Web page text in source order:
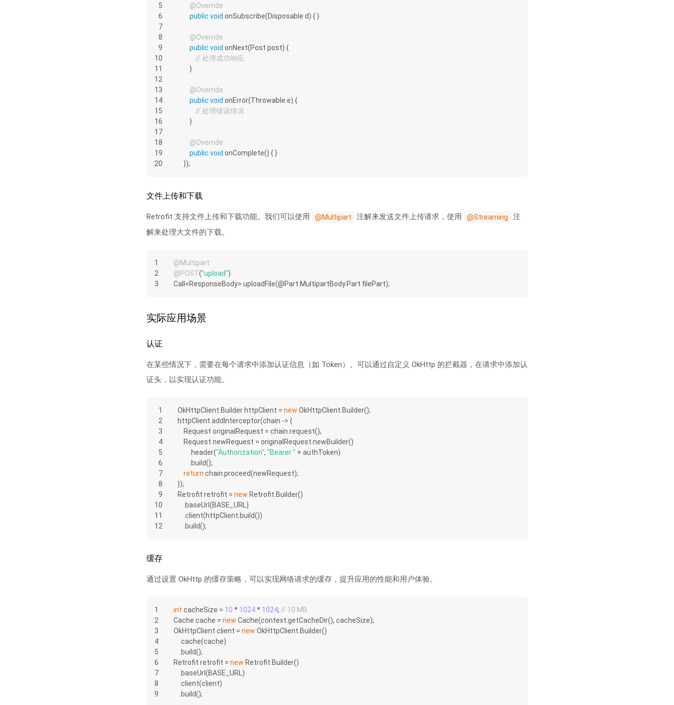
5
6
7
8
9
10
11
12
13
14
15
16
17
18
19
20
@Override
public void onSubscribe(Disposable d) { }
@Override
public void onNext(Post post) {
// 处理成功响应
        }
@Override
public void onError(Throwable e) {
// 处理错误情况
        }
@Override
public void onComplete() { }
    });
文件上传和下载
Retrofit 支持文件上传和下载功能。我们可以使用 @Multipart 注解来发送文件上传请求，使用 @Streaming
注
解来处理大文件的下载。
1
2
3
@Multipart
@POST("upload")
Call<ResponseBody> uploadFile(@Part MultipartBody.Part filePart);
实际应用场景
认证
在某些情况下，需要在每个请求中添加认证信息（如 Token）。可以通过自定义 OkHttp 的拦截器，在请求中添加认
证头，以实现认证功能。
1
2
3
4
5
6
7
8
9
10
11
12
OkHttpClient.Builder httpClient = new OkHttpClient.Builder();
httpClient.addInterceptor(chain -> {
    Request originalRequest = chain.request();
    Request newRequest = originalRequest.newBuilder()
        .header(
"Authorization", "Bearer " + authToken)
        .build();
return chain.proceed(newRequest);
});
Retrofit retrofit = new Retrofit.Builder()
    .baseUrl(BASE_URL)
    .client(httpClient.build())
    .build();
缓存
通过设置 OkHttp 的缓存策略，可以实现网络请求的缓存，提升应用的性能和用户体验。
1
2
3
4
5
6
7
8
9
int cacheSize = 10 * 1024 * 1024; // 10 MB
Cache cache = new Cache(context.getCacheDir(), cacheSize);
OkHttpClient client = new OkHttpClient.Builder()
    .cache(cache)
    .build();
Retrofit retrofit = new Retrofit.Builder()
    .baseUrl(BASE_URL)
    .client(client)
    .build();